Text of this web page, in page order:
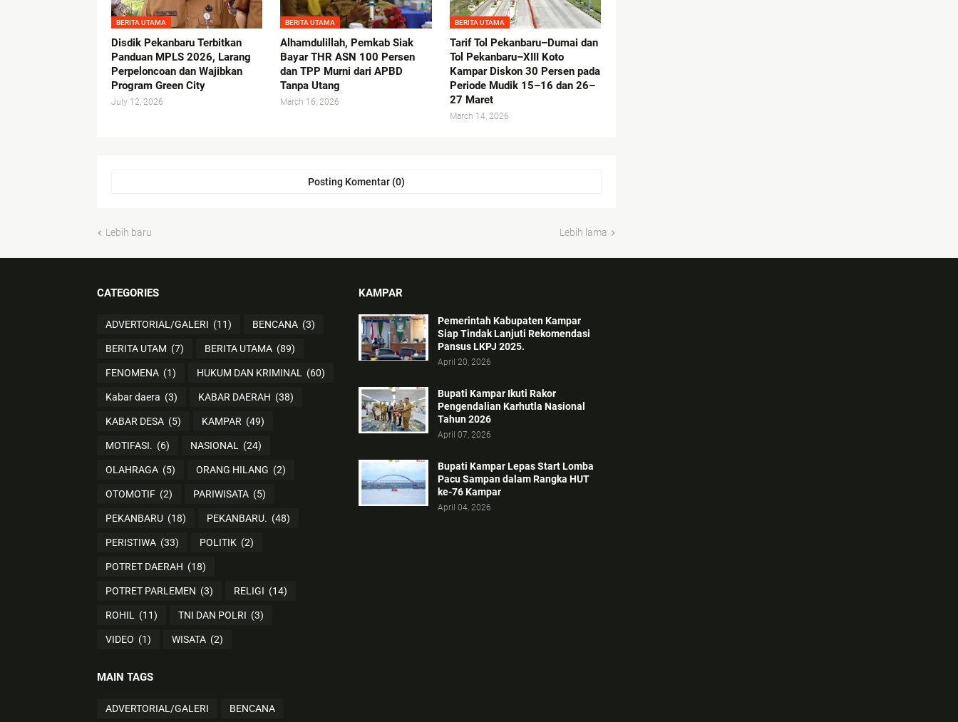
BERITA UTAMA
Disdik Pekanbaru Terbitkan
Panduan MPLS 2026, Larang
Perpeloncoan dan Wajibkan
Program Green City
July 12, 2026
BERITA UTAMA
Alhamdulillah, Pemkab Siak
Bayar THR ASN 100 Persen
dan TPP Murni dari APBD
Tanpa Utang
March 16, 2026
BERITA UTAMA
Tarif Tol Pekanbaru–Dumai dan
Tol Pekanbaru–XIII Koto
Kampar Diskon 30 Persen pada
Periode Mudik 15–16 dan 26–
27 Maret
March 14, 2026
Posting Komentar (0)
Lebih baru Lebih lama
CATEGORIES
ADVERTORIAL/GALERI (11) BENCANA (3)
BERITA UTAM (7) BERITA UTAMA (89)
FENOMENA (1) HUKUM DAN KRIMINAL (60)
Kabar daera (3) KABAR DAERAH (38)
KABAR DESA (5) KAMPAR (49)
MOTIFASI. (6) NASIONAL (24)
OLAHRAGA (5) ORANG HILANG (2)
OTOMOTIF (2) PARIWISATA (5)
PEKANBARU (18) PEKANBARU. (48)
PERISTIWA (33) POLITIK (2)
POTRET DAERAH (18)
POTRET PARLEMEN (3) RELIGI (14)
ROHIL (11) TNI DAN POLRI (3)
VIDEO (1) WISATA (2)
MAIN TAGS
ADVERTORIAL/GALERI BENCANA
KAMPAR
Pemerintah Kabupaten Kampar
Siap Tindak Lanjuti Rekomendasi
Pansus LKPJ 2025.
April 20, 2026
Bupati Kampar Ikuti Rakor
Pengendalian Karhutla Nasional
Tahun 2026
April 07, 2026
Bupati Kampar Lepas Start Lomba
Pacu Sampan dalam Rangka HUT
ke-76 Kampar
April 04, 2026